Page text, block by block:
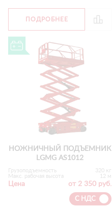
ПОДРОБНЕЕ
НОЖНИЧНЫЙ ПОДЪЕМНИК
LGMG AS1012
Грузоподъемность
320 кг
Макс. рабочая высота
12 м
Цена от 2 350 руб.
С НДС